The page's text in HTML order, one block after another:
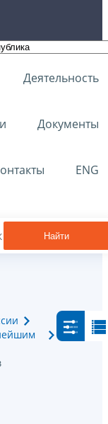
Деятельность
Документы
ENG
Найти